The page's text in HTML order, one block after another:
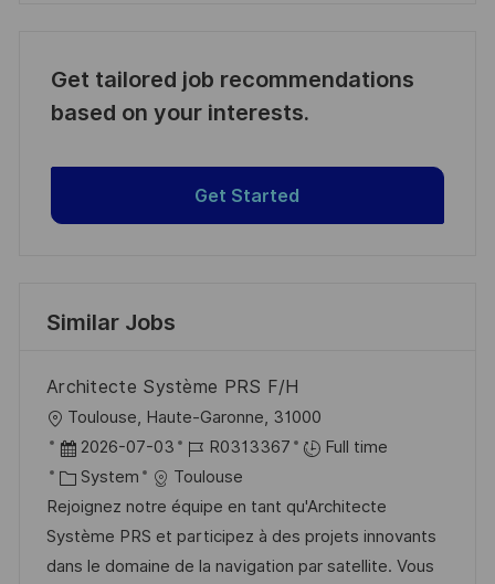
Get tailored job recommendations
based on your interests.
Get Started
Similar Jobs
Architecte Système PRS F/H
L
o
c
a
t
i
Toulouse, Haute-Garonne, 31000
P
o
s
t
e
2026-07-03
J
o
b
I
d
R0313367
Full time
C
a
t
e
System
Toulouse
Rejoignez notre équipe en tant qu'Architecte
Système PRS et participez à des projets innovants
dans le domaine de la navigation par satellite. Vous